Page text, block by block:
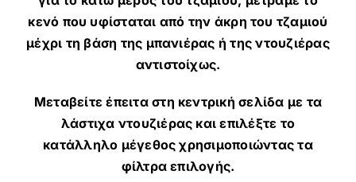
κενό που υφίσταται από την άκρη του τζαμιού
μέχρι τη βάση της μπανιέρας ή της ντουζιέρας
αντιστοίχως.
Μεταβείτε έπειτα στη κεντρική σελίδα με τα
λάστιχα ντουζιέρας και επιλέξτε το
κατάλληλο μέγεθος χρησιμοποιώντας τα
φίλτρα επιλογής.